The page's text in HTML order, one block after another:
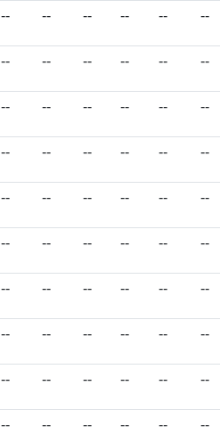
-- -- -- -- -- --
-- -- -- -- -- --
-- -- -- -- -- --
-- -- -- -- -- --
-- -- -- -- -- --
-- -- -- -- -- --
-- -- -- -- -- --
-- -- -- -- -- --
-- -- -- -- -- --
-- -- -- -- -- --